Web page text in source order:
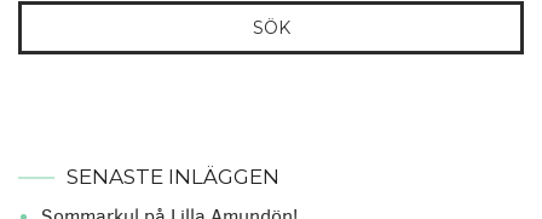
SENASTE INLÄGGEN